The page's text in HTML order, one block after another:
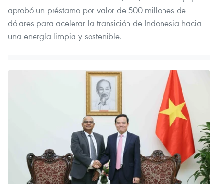
aprobó un préstamo por valor de 500 millones de
dólares para acelerar la transición de Indonesia hacia
una energía limpia y sostenible.